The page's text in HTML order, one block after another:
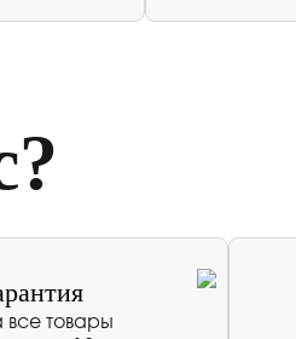
все товары